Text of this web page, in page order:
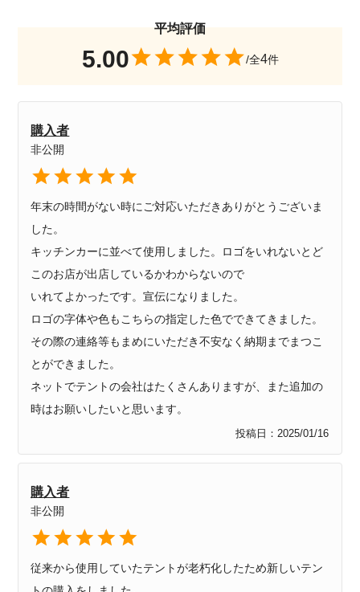
5.00 4
購入者
非公開
投稿日 2025/01/16
年末の時間がない時にご対応いただきありがとうございま
した。
キッチンカーに並べて使用しました。ロゴをいれないとど
このお店が出店しているかわからないので
いれてよかったです。宣伝になりました。
ロゴの字体や色もこちらの指定した色でできてきました。
その際の連絡等もまめにいただき不安なく納期までまつこ
とができました。
ネットでテントの会社はたくさんありますが、また追加の
時はお願いしたいと思います。
購入者
非公開
従来から使用していたテントが老朽化したため新しいテン